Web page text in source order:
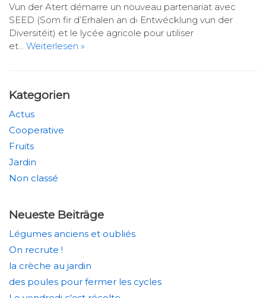
Vun der Atert démarre un nouveau partenariat avec
SEED (Som fir d’Erhalen an d› Entwécklung vun der
Diversitéit) et le lycée agricole pour utiliser
et… Weiterlesen »
Kategorien
Actus
Cooperative
Fruits
Jardin
Non classé
Neueste Beiträge
Légumes anciens et oubliés
On recrute !
la crèche au jardin
des poules pour fermer les cycles